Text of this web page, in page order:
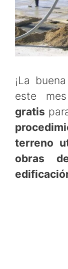
¡La
este
gratis
terreno
obras